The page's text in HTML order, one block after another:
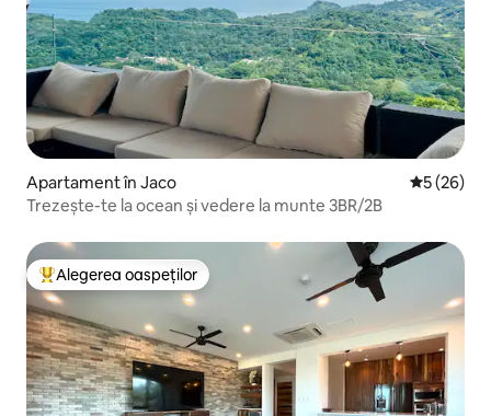
Apartament în Jaco Scor
5 (26)
Trezește-te la ocean și vedere la munte 3BR/2B
Locuință din topul categoriei Alegerea oaspeților
Alegerea oaspeților